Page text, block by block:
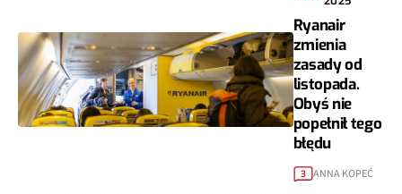
Ryanair
zmienia
zasady od
listopada.
Obyś nie
popełnił tego
błędu
3 ANNA KOPEĆ